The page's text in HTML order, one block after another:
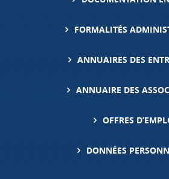
FORMALITÉS
ANNUAIRES DES
ANNUAIRE DES
OFFRES
DONNÉES